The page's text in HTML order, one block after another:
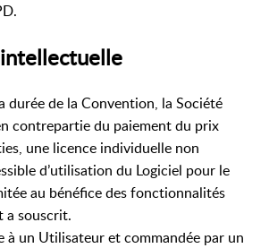
durée de la Convention, la Société
contrepartie du paiement du prix
une licence individuelle non
d’utilisation du Logiciel pour le
au bénéfice des fonctionnalités
a souscrit.
à un Utilisateur et commandée par un